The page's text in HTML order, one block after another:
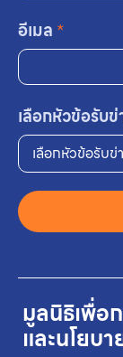
มูลนิธิเพื่อก
และนโยบ
อีเมล *
เลือกหัวข้อรับข่
เลือกหัวข้อรับข่